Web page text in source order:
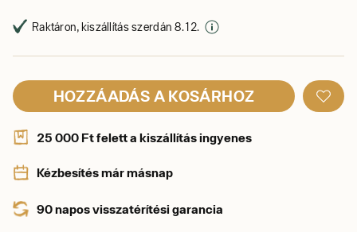
Raktáron, kiszállítás szerdán 8. 12.
HOZZÁADÁS A KOSÁRHOZ
25 000 Ft felett a kiszállítás ingyenes
Kézbesítés már másnap
90 napos visszatérítési garancia